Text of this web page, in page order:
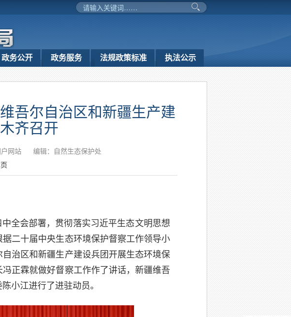
政务公开 政务服务 法规政策标准 执法公示
吾尔自治区和新疆生产建
齐召开
网站
编辑：自然生态保护处
全会部署，贯彻落实习近平生态文明思想
二十届中央生态环境保护督察工作领导小
治区和新疆生产建设兵团开展生态环境保
正霖就做好督察工作作了讲话，新疆维吾
小江进行了进驻动员。